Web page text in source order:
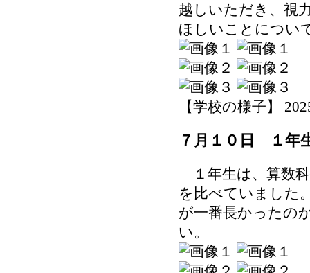
越しいただき、視
ほしいことについ
【学校の様子】
７月１０日 １年
１年生は、算数
を比べていました
が一番長かったの
い。